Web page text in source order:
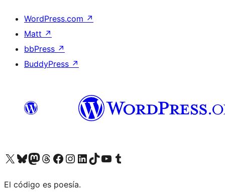
WordPress.com ↗
Matt ↗
bbPress ↗
BuddyPress ↗
Visit our X (formerly Twitter) account
Visit our Bluesky account
Visit our Mastodon account
Visit our Threads account
Visit our Facebook page
Visit our Instagram account
Visit our LinkedIn account
Visit our TikTok account
Visit our YouTube channel
Visit our Tumblr account
El código es poesía.